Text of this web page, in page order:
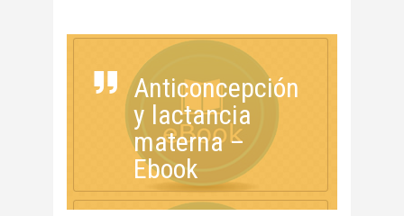
Anticoncepción
y lactancia
materna –
Ebook